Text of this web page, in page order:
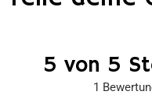
5 von 5
1